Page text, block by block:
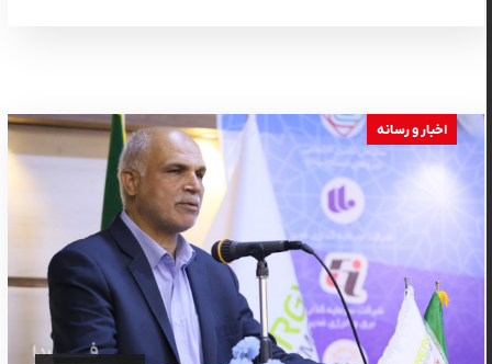
اخبار و رسانه